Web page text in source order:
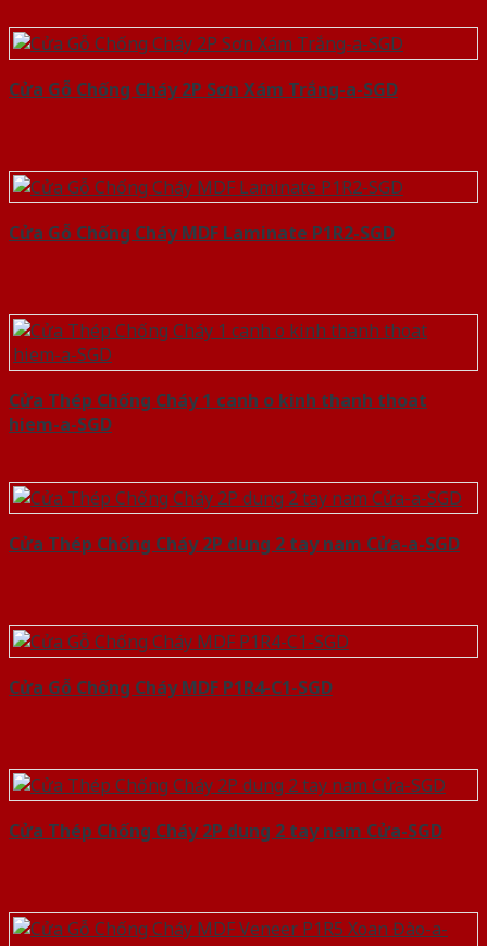
Cửa Gỗ Chống Cháy 2P Sơn Xám Trắng-a-SGD
Cửa Gỗ Chống Cháy MDF Laminate P1R2-SGD
Cửa Thép Chống Cháy 1 canh o kinh thanh thoat
hiem-a-SGD
Cửa Thép Chống Cháy 2P dung 2 tay nam Cửa-a-SGD
Cửa Gỗ Chống Cháy MDF P1R4-C1-SGD
Cửa Thép Chống Cháy 2P dung 2 tay nam Cửa-SGD